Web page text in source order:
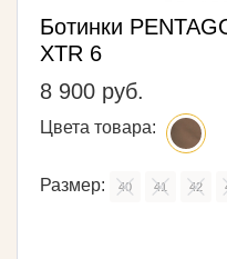
Ботинки
XTR 6
8 900 руб.
Цвета товара:
Размер: 40 41 42